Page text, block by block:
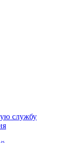
службу